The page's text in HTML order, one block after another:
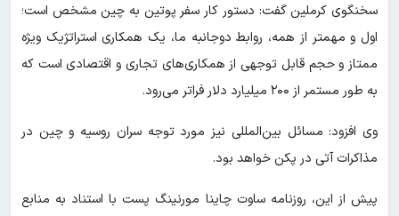
سخنگوی کرملین گفت: دستور کار سفر پوتین به چین مشخص است؛
اول و مهمتر از همه، روابط دوجانبه ما، یک همکاری استراتژیک ویژه
ممتاز و حجم قابل توجهی از همکاری‌های تجاری و اقتصادی است که
به طور مستمر از ۲۰۰ میلیارد دلار فراتر می‌رود.
وی افزود:‌ مسائل بین‌المللی نیز مورد توجه سران روسیه و چین در
مذاکرات آتی در پکن خواهد بود.
پیش از این، روزنامه ساوت چاینا مورنینگ پست با استناد به منابع